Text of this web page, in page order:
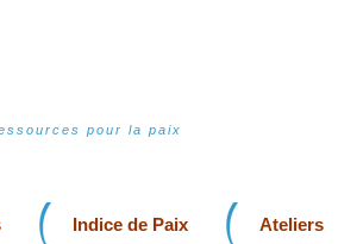
pour la paix
Indice de Paix Ateliers